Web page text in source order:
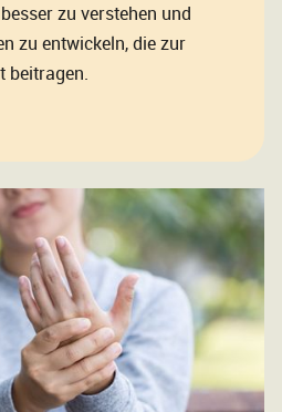
zu verstehen und
zu entwickeln, die zur
beitragen.